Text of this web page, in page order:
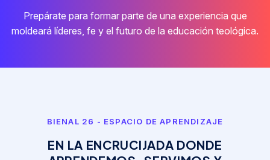
Prepárate para formar parte de una experiencia que
moldeará líderes, fe y el futuro de la educación teológica.
BIENAL 26 - ESPACIO DE APRENDIZAJE
EN LA ENCRUCIJADA DONDE